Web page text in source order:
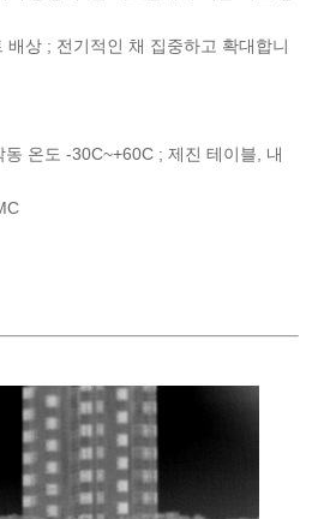
배상 ; 전기적인 채 집중하고 확대합니
온도 -30C~+60C ; 제진 테이블, 내